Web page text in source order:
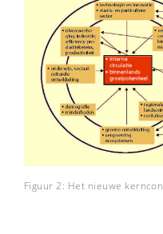
Figuur 2: Het nieuwe